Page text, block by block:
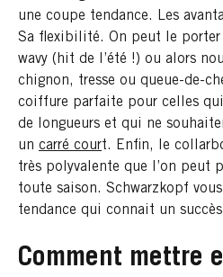
une coupe tendance. Les
Sa flexibilité. On peut le porter
wavy (hit de l’été !) ou alors
chignon, tresse ou queue-de-
coiffure parfaite pour celles
de longueurs et qui ne
un carré court. Enfin, le
très polyvalente que l’on peut
toute saison. Schwarzkopf
tendance qui connait un
Comment mettre